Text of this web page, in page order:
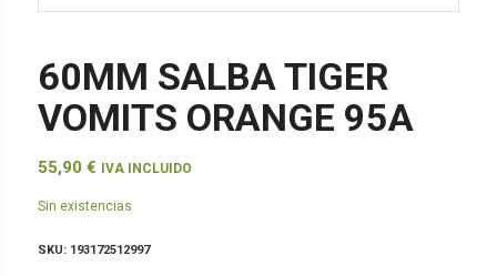
60MM SALBA TIGER
VOMITS ORANGE 95A
55,90 € IVA INCLUIDO
Sin existencias
SKU: 193172512997